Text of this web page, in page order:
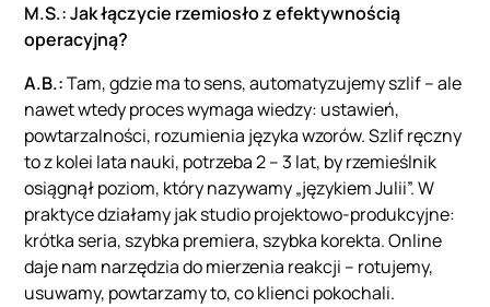
M.S.: Jak łączycie rzemiosło z efektywnością
operacyjną?
A.B.:Tam, gdzie ma to sens, automatyzujemy szlif – ale
nawet wtedy proces wymaga wiedzy: ustawień,
powtarzalności, rozumienia języka wzorów. Szlif ręczny
to z kolei lata nauki, potrzeba 2 – 3 lat, by rzemieślnik
osiągnął poziom, który nazywamy „językiem Julii”. W
praktyce działamy jak studio projektowo-produkcyjne:
krótka seria, szybka premiera, szybka korekta. Online
daje nam narzędzia do mierzenia reakcji – rotujemy,
usuwamy, powtarzamy to, co klienci pokochali.